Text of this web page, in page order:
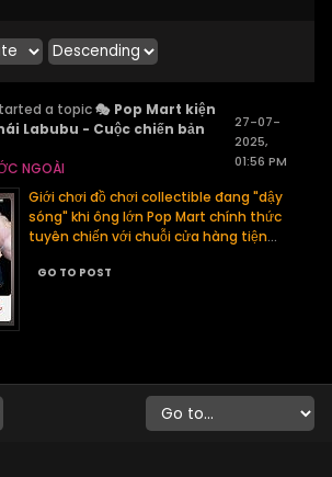
a topic🎭 Pop Mart kiện
Labubu - Cuộc chiến bản
NGOÀI
27-07-
2025,
01:56 PM
Giới chơi đồ chơi collectible đang "dậy
sóng" khi ông lớn Pop Mart chính thức
tuyên chiến với chuỗi cửa hàng tiện...
GO TO POST